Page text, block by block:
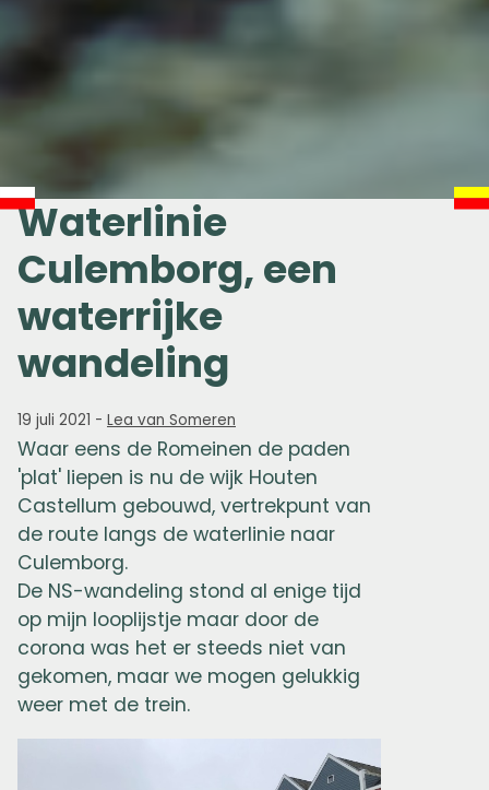
Waterlinie
Culemborg, een
waterrijke
wandeling
19 juli 2021 - Lea van Someren
Waar eens de Romeinen de paden
'plat' liepen is nu de wijk Houten
Castellum gebouwd, vertrekpunt van
de route langs de waterlinie naar
Culemborg.
De NS-wandeling stond al enige tijd
op mijn looplijstje maar door de
corona was het er steeds niet van
gekomen, maar we mogen gelukkig
weer met de trein.